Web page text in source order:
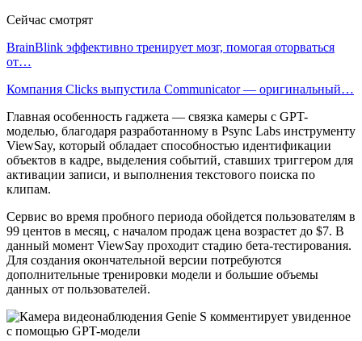
Сейчас смотрят
BrainBlink эффективно тренирует мозг, помогая оторваться
от…
Компания Clicks выпустила Communicator — оригинальный…
Главная особенность гаджета — связка камеры с GPT-
моделью, благодаря разработанному в Psync Labs инструменту
ViewSay, который обладает способностью идентификации
объектов в кадре, выделения событий, ставших триггером для
активации записи, и выполнения текстового поиска по
клипам.
Сервис во время пробного периода обойдется пользователям в
99 центов в месяц, c началом продаж цена возрастет до $7. В
данный момент ViewSay проходит стадию бета-тестирования.
Для создания окончательной версии потребуются
дополнительные тренировки модели и большие объемы
данных от пользователей.